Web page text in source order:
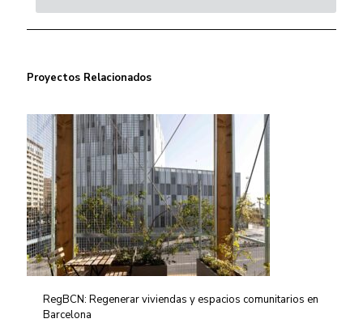
Proyectos Relacionados
RegBCN: Regenerar viviendas y espacios comunitarios en
Barcelona